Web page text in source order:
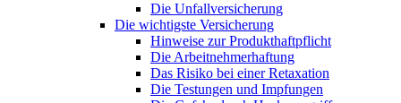
Die Unfallversicherung
Die wichtigste Versicherung
Hinweise zur Produkthaftpflicht
Die Arbeitnehmerhaftung
Das Risiko bei einer Retaxation
Die Testungen und Impfungen